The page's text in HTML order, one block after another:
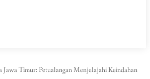
Jawa Timur: Petualangan Menjelajahi Keindahan